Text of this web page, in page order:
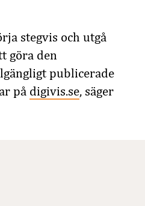
stegvis och utgå
göra den
publicerade
på digivis.se, säger